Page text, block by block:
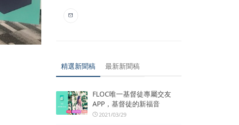
精選新聞稿 最新新聞稿
FLOC唯一基督徒專屬交友
APP，基督徒的新福音
2021/03/29